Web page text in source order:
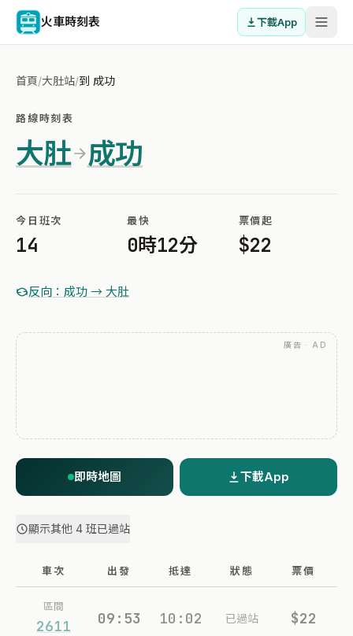
火車時刻表 下載App
首頁/大肚站/到 成功
路線時刻表
大肚 成功
今日班次
14
最快
0時12分
票價起
$22
反向：成功 → 大肚
廣告 · AD
即時地圖 下載App
顯示其他 4 班已過站
車次 出發 抵達 狀態 票價
區間
2611 09:53 10:02 已過站 $22